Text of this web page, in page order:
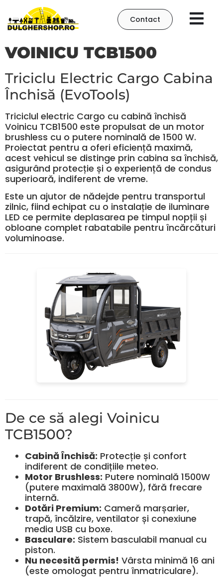
Contact
VOINICU TCB1500
Triciclu Electric Cargo Cabina
Închisă (EvoTools)
Triciclul electric Cargo cu cabină închisă
Voinicu TCB1500 este propulsat de un motor
brushless cu o putere nominală de 1500 W.
Proiectat pentru a oferi eficiență maximă,
acest vehicul se distinge prin cabina sa închisă,
asigurând protecție și o experiență de condus
superioară, indiferent de vreme.
Este un ajutor de nădejde pentru transportul
zilnic, fiind echipat cu o instalație de iluminare
LED ce permite deplasarea pe timpul nopții și
obloane complet rabatabile pentru încărcături
voluminoase.
De ce să alegi Voinicu
TCB1500?
Cabină Închisă: Protecție și confort
indiferent de condițiile meteo.
Motor Brushless: Putere nominală 1500W
(putere maximală 3800W), fără frecare
internă.
Dotări Premium: Cameră marșarier,
trapă, încălzire, ventilator și conexiune
media USB cu boxe.
Basculare: Sistem basculabil manual cu
piston.
Nu necesită permis! Vârsta minimă 16 ani
(este omologat pentru înmatriculare).